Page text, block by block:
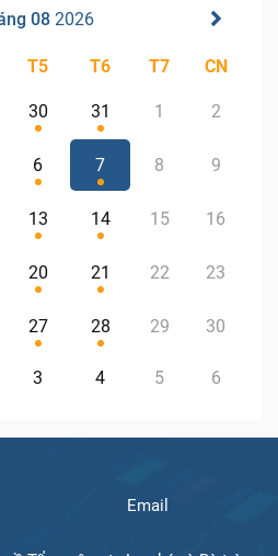
08 2026
T5 T6 T7 CN
30 31 1 2
6 7 8 9
13 14 15 16
20 21 22 23
27 28 29 30
3 4 5 6
Email